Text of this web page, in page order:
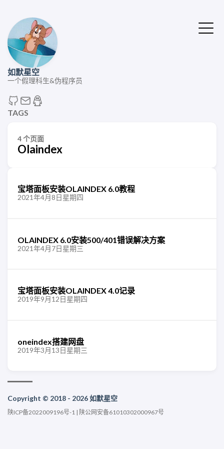
如默星空
一个假理科生&伪程序员
TAGS
4 个页面
Olaindex
宝塔面板安装OLAINDEX 6.0教程
2021年4月8日星期四
OLAINDEX 6.0安装500/401错误解决方案
2021年4月7日星期三
宝塔面板安装OLAINDEX 4.0记录
2019年9月12日星期四
oneindex搭建网盘
2019年3月13日星期三
Copyright © 2018 - 2026 如默星空
陕ICP备2022009196号-1 | 陕公网安备61010302000967号